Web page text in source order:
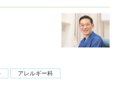
アレルギー科